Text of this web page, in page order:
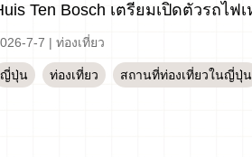
Ten Bosch เตรียมเปิดตัวรถไ
7-7 | ท่องเที่ยว
ญี่ปุ่น ท่องเที่ยว สถานที่ท่องเที่ยวในญี่ปุ่น